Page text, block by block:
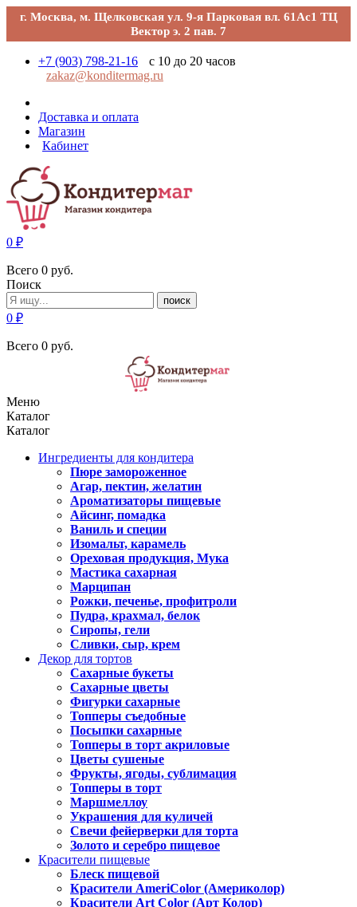
г. Москва, м. Щелковская ул. 9-я Парковая вл. 61Ас1 ТЦ
Вектор э. 2 пав. 7
+7 (903) 798-21-16
с 10 до 20 часов
zakaz@konditermag.ru
Доставка и оплата
Магазин
Кабинет
0 ₽
Всего 0 руб.
Поиск
поиск
0 ₽
Всего 0 руб.
Меню
Каталог
Каталог
Ингредиенты для кондитера
Пюре замороженное
Агар, пектин, желатин
Ароматизаторы пищевые
Айсинг, помадка
Ваниль и специи
Изомальт, карамель
Ореховая продукция, Мука
Мастика сахарная
Марципан
Рожки, печенье, профитроли
Пудра, крахмал, белок
Сиропы, гели
Сливки, сыр, крем
Декор для тортов
Сахарные букеты
Сахарные цветы
Фигурки сахарные
Топперы съедобные
Посыпки сахарные
Топперы в торт акриловые
Цветы сушеные
Фрукты, ягоды, сублимация
Топперы в торт
Маршмеллоу
Украшения для куличей
Свечи фейерверки для торта
Золото и серебро пищевое
Красители пищевые
Блеск пищевой
Красители AmeriColor (Америколор)
Красители Art Color (Арт Колор)